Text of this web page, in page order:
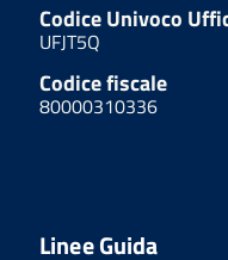
Codice Univoco
UFJT5Q
Codice fiscale
80000310336
Linee Guida